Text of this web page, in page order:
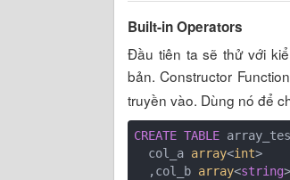
Built-in Operators
Đầu tiên ta sẽ thử với
bản. Constructor
truyền vào. Dùng nó để
CREATE TABLE
  col_a
array<int>
  ,col_b
array<string>